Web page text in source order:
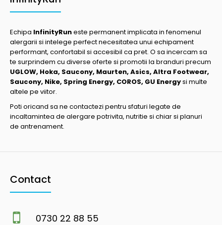
Echipa InfinityRuneste permanent implicata in fenomenul
alergarii si intelege perfect necesitatea unui echipament
performant, confortabil si accesibil ca pret. O sa incercam sa
te surprindem cu diverse oferte si promotii la branduri precum
UGLOW, Hoka, Saucony, Maurten, Asics, Altra Footwear,
Saucony, Nike, Spring Energy, COROS, GU Energysi multe
altele pe viitor.
Poti oricand sa ne contactezi pentru sfaturi legate de
incaltamintea de alergare potrivita, nutritie si chiar si planuri
de antrenament.
Contact
0730 22 88 55